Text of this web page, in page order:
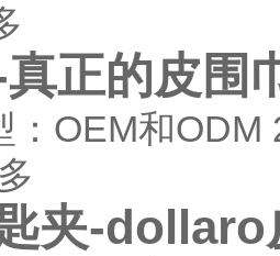
正的皮围
：OEM和
夹-